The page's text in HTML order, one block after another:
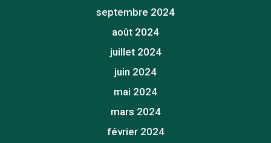
septembre 2024
août 2024
juillet 2024
juin 2024
mai 2024
mars 2024
février 2024